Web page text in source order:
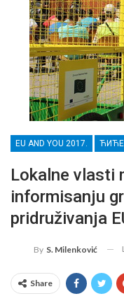
EU AND YOU 2017.
Lokalne vlasti
informisanju
pridruživanja
By S. Milenković
Share